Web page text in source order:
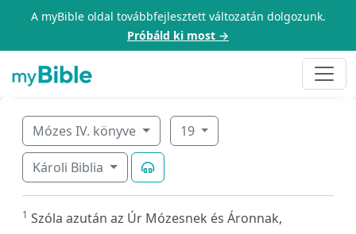
A myBible oldal továbbfejlesztett változatán dolgozunk.
Próbáld ki most →
Mózes IV. könyve 19
Károli Biblia
1 Szóla azután az Úr Mózesnek és Áronnak,